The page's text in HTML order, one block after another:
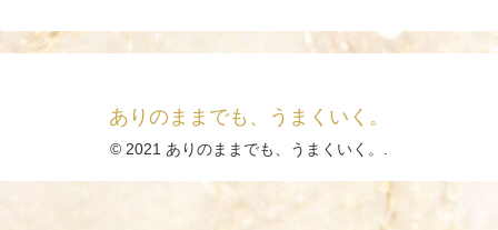
ありのままでも、うまくいく。
© 2021 ありのままでも、うまくいく。.